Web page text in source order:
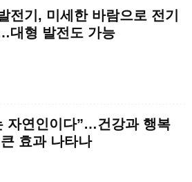
전기, 미세한 바람으로 전기
대형 발전도 가능
자연인이다”…건강과 행복
효과 나타나